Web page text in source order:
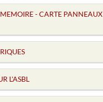
- CARTE PANNEAUX
L'ASBL